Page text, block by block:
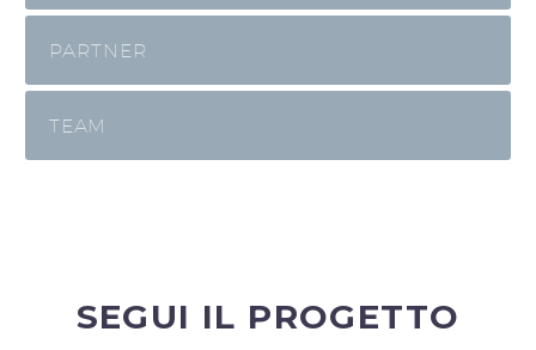
PARTNER
TEAM
SEGUI IL PROGETTO